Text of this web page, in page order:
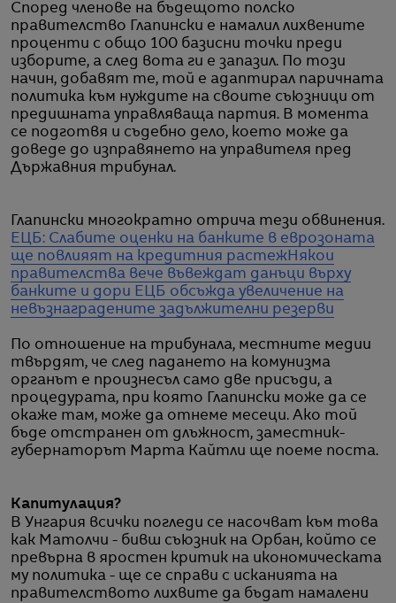
Според членове на бъдещото полско
правителство Глапински е намалил лихвените
проценти с общо 100 базисни точки преди
изборите, а след вота ги е запазил. По този
начин, добавят те, той е адаптирал паричната
политика към нуждите на своите съюзници от
предишната управляваща партия. В момента
се подготвя и съдебно дело, което може да
доведе до изправянето на управителя пред
Държавния трибунал.
Глапински многократно отрича тези обвинения.
ЕЦБ: Слабите оценки на банките в еврозоната
ще повлияят на кредитния растежНякои
правителства вече въвеждат данъци върху
банките и дори ЕЦБ обсъжда увеличение на
невъзнаградените задължителни резерви
По отношение на трибунала, местните медии
твърдят, че след падането на комунизма
органът е произнесъл само две присъди, а
процедурата, при която Глапински може да се
окаже там, може да отнеме месеци. Ако той
бъде отстранен от длъжност, заместник-
губернаторът Марта Кайтли ще поеме поста.
Капитулация?
В Унгария всички погледи се насочват към това
как Матолчи - бивш съюзник на Орбан, който се
превърна в яростен критик на икономическата
му политика - ще се справи с исканията на
правителството лихвите да бъдат намалени